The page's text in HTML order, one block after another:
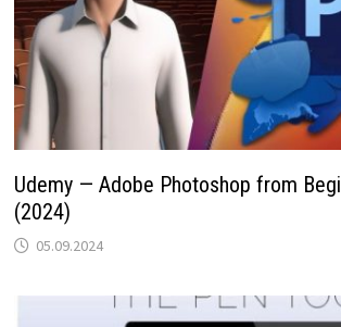
Udemy — Adobe Photoshop from
(2024)
05.09.2024